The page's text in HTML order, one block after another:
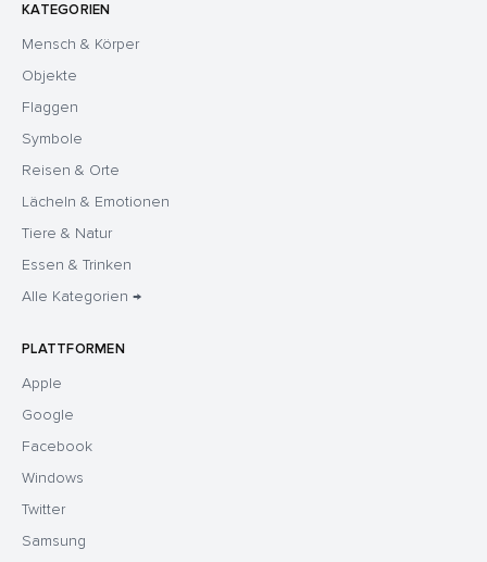
KATEGORIEN
Mensch & Körper
Objekte
Flaggen
Symbole
Reisen & Orte
Lächeln & Emotionen
Tiere & Natur
Essen & Trinken
Alle Kategorien →
PLATTFORMEN
Apple
Google
Facebook
Windows
Twitter
Samsung